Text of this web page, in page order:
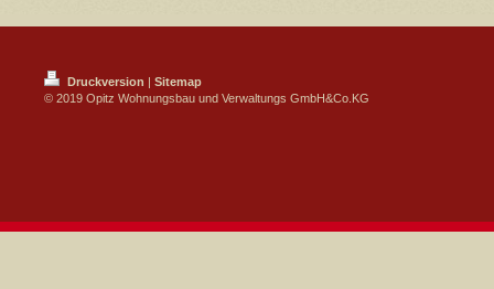
Druckversion | Sitemap
© 2019 Opitz Wohnungsbau und Verwaltungs GmbH&Co.KG